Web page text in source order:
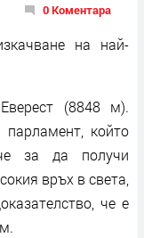
0 Коментара
на най-
(8848 м).
парламент, който
за да получи
връх в света,
че е